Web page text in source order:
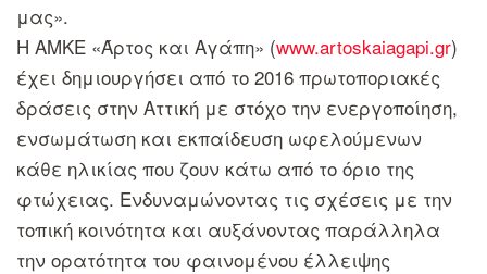
μας».
Η ΑΜΚΕ «Άρτος και Αγάπη» (www.artoskaiagapi.gr)
έχει δημιουργήσει από το 2016 πρωτοποριακές
δράσεις στην Αττική με στόχο την ενεργοποίηση,
ενσωμάτωση και εκπαίδευση ωφελούμενων
κάθε ηλικίας που ζουν κάτω από το όριο της
φτώχειας. Ενδυναμώνοντας τις σχέσεις με την
τοπική κοινότητα και αυξάνοντας παράλληλα
την ορατότητα του φαινομένου έλλειψης